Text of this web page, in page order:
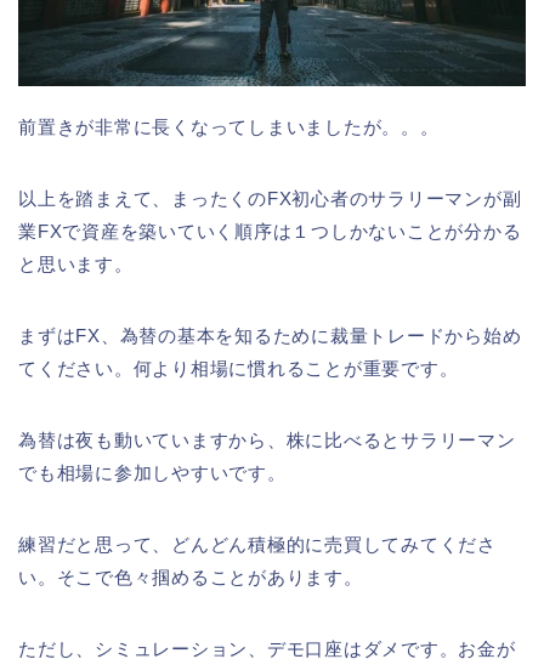
前置きが非常に長くなってしまいましたが。。。
以上を踏まえて、まったくのFX初心者のサラリーマンが副
業FXで資産を築いていく順序は１つしかないことが分かる
と思います。
まずはFX、為替の基本を知るために裁量トレードから始め
てください。何より相場に慣れることが重要です。
為替は夜も動いていますから、株に比べるとサラリーマン
でも相場に参加しやすいです。
練習だと思って、どんどん積極的に売買してみてくださ
い。そこで色々掴めることがあります。
ただし、シミュレーション、デモ口座はダメです。お金が